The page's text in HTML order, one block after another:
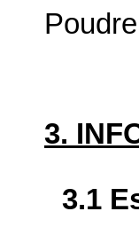
3.
3.1